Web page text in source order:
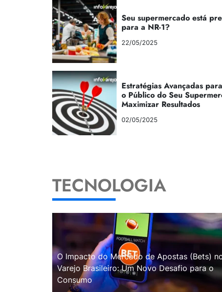
Seu supermercado está
para a NR-1?
22/05/2025
Estratégias Avançadas
o Público do Seu
Maximizar Resultados
02/05/2025
TECNOLOGIA
O Impacto do Mercado de Apostas (Bets)
Varejo Brasileiro: Um Novo Desafio para o
Consumo